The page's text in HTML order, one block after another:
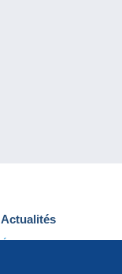
Actualités
Événements Delcampe